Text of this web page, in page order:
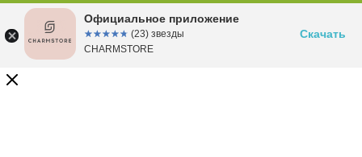
Официальное приложение
☆☆☆☆☆
★★★★★ (23) звезды
CHARMSTORE
Скачать